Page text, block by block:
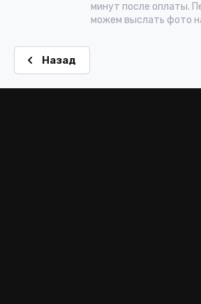
минут после оплаты.
можем выслать фото
Назад